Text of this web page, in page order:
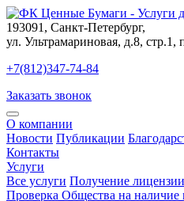
193091 , Санкт-Петербург,
ул. Ультрамариновая, д.8,
+7(812)347-74-84
Заказать звонок
О компании
Новости Публикации
Контакты
Услуги
Все услуги Получение
Проверка Общества на